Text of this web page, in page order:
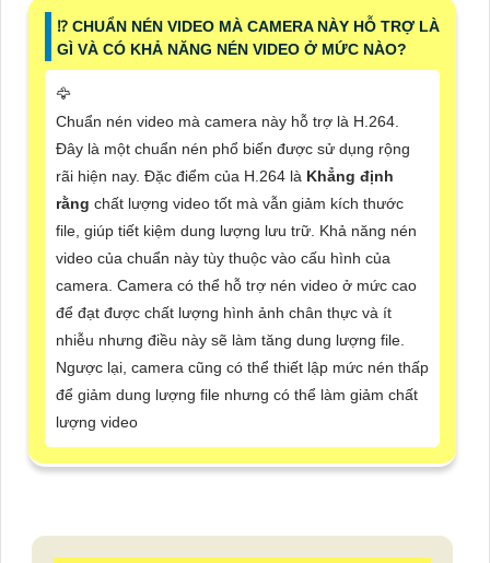
⁉️ CHUẨN NÉN VIDEO MÀ CAMERA NÀY HỖ TRỢ LÀ
GÌ VÀ CÓ KHẢ NĂNG NÉN VIDEO Ở MỨC NÀO?
🦅
Chuẩn nén video mà camera này hỗ trợ là H.264.
Đây là một chuẩn nén phổ biến được sử dụng rộng
rãi hiện nay. Đặc điểm của H.264 là Khẳng định
rằng chất lượng video tốt mà vẫn giảm kích thước
file, giúp tiết kiệm dung lượng lưu trữ. Khả năng nén
video của chuẩn này tùy thuộc vào cấu hình của
camera. Camera có thể hỗ trợ nén video ở mức cao
để đạt được chất lượng hình ảnh chân thực và ít
nhiễu nhưng điều này sẽ làm tăng dung lượng file.
Ngược lại, camera cũng có thể thiết lập mức nén thấp
để giảm dung lượng file nhưng có thể làm giảm chất
lượng video